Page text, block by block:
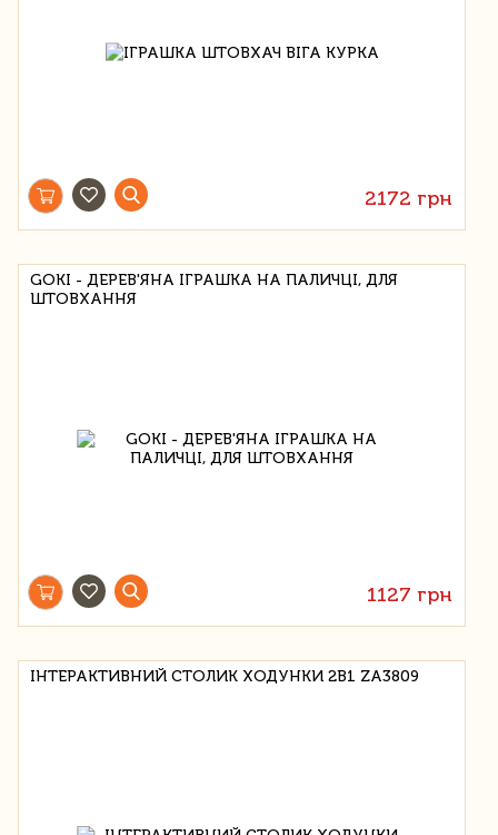
2172 грн
GOKI - ДЕРЕВ'ЯНА ІГРАШКА НА ПАЛИЧЦІ, ДЛЯ
ШТОВХАННЯ
1127 грн
ІНТЕРАКТИВНИЙ СТОЛИК ХОДУНКИ 2В1 ZA3809